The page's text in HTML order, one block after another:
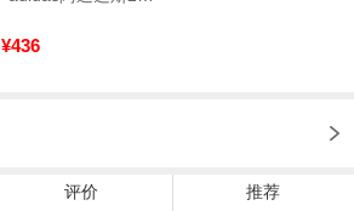
¥436
评价 推荐